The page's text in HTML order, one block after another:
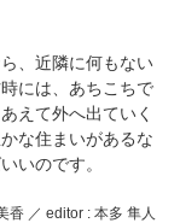
、近隣に何もない
には、あちこちで
えて外へ出ていく
な住まいがあるな
いのです。
香 ／ editor : 本多 隼人